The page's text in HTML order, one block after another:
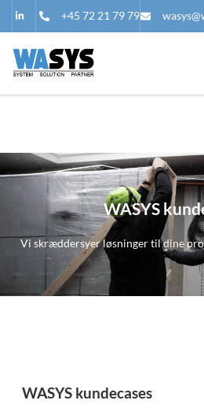
+45 72 21 79 79
WASYS
Vi skræddersyer løsninger til dine
WASYS kundecases